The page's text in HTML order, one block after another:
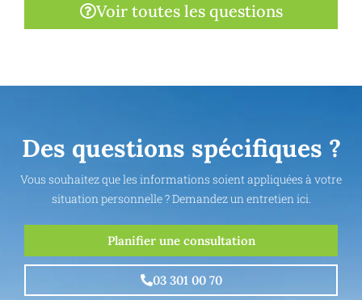
Voir toutes les questions
Des questions spécifiques ?
Vous souhaitez que les informations soient appliquées à votre
situation personnelle ? Demandez un entretien ici.
Planifier une consultation
03 301 00 70